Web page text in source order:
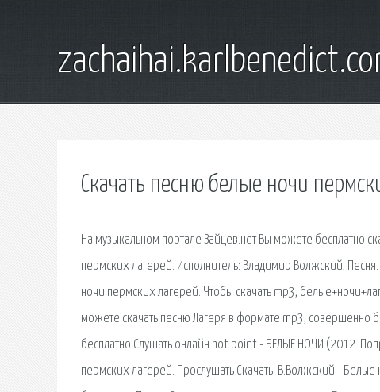
Скачать песню белые ночи
На музыкальном портале Зайцев.нет Вы можете бесплатно
пермских лагерей. Исполнитель: Владимир Волжский,
ночи пермских лагерей. Чтобы скачать mp3,
можете скачать песню Лагеря в формате mp3, совершенно
бесплатно Слушать онлайн hot point - БЕЛЫЕ НОЧИ (2012.
пермских лагерей. Прослушать Скачать. В.Волжский -